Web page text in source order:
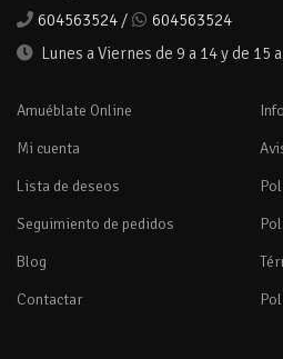
604563524 /
604563524
Lunes a Viernes de 9 a 14 y de 15
Amuéblate Online
Mi cuenta
Lista de deseos
Seguimiento de pedidos
Blog
Contactar